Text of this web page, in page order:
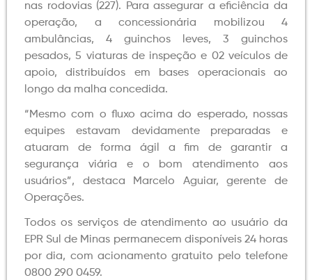
nas rodovias (227). Para assegurar a eficiência da
operação, a concessionária mobilizou 4
ambulâncias, 4 guinchos leves, 3 guinchos
pesados, 5 viaturas de inspeção e 02 veículos de
apoio, distribuídos em bases operacionais ao
longo da malha concedida.
“Mesmo com o fluxo acima do esperado, nossas
equipes estavam devidamente preparadas e
atuaram de forma ágil a fim de garantir a
segurança viária e o bom atendimento aos
usuários”, destaca Marcelo Aguiar, gerente de
Operações.
Todos os serviços de atendimento ao usuário da
EPR Sul de Minas permanecem disponíveis 24 horas
por dia, com acionamento gratuito pelo telefone
0800 290 0459.